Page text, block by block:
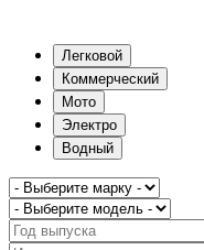
Легковой
Коммерческий
Мото
Электро
Водный